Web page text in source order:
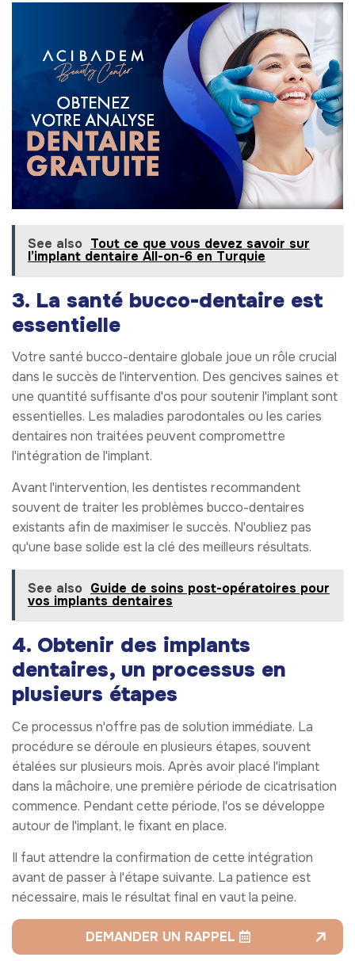
See also Tout ce que vous devez savoir sur
l’implant dentaire All-on-6 en Turquie
3. La santé bucco-dentaire est
essentielle
Votre santé bucco-dentaire globale joue un rôle crucial
dans le succès de l'intervention. Des gencives saines et
une quantité suffisante d'os pour soutenir l'implant sont
essentielles. Les maladies parodontales ou les caries
dentaires non traitées peuvent compromettre
l'intégration de l'implant.
Avant l'intervention, les dentistes recommandent
souvent de traiter les problèmes bucco-dentaires
existants afin de maximiser le succès. N'oubliez pas
qu'une base solide est la clé des meilleurs résultats.
See also Guide de soins post-opératoires pour
vos implants dentaires
4. Obtenir des implants
dentaires, un processus en
plusieurs étapes
Ce processus n'offre pas de solution immédiate. La
procédure se déroule en plusieurs étapes, souvent
étalées sur plusieurs mois. Après avoir placé l'implant
dans la mâchoire, une première période de cicatrisation
commence. Pendant cette période, l'os se développe
autour de l'implant, le fixant en place.
Il faut attendre la confirmation de cette intégration
avant de passer à l'étape suivante. La patience est
nécessaire, mais le résultat final en vaut la peine.
DEMANDER UN RAPPEL